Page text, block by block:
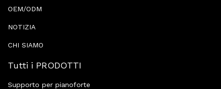
OEM/ODM
NOTIZIA
CHI SIAMO
Tutti i PRODOTTI
Supporto per pianoforte